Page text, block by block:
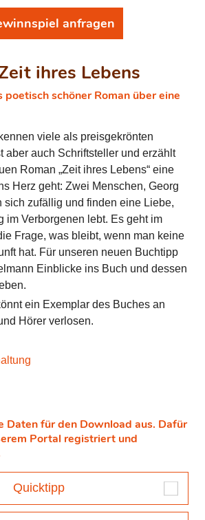
anfragen
ihres Lebens
poetisch schöner Roman über eine
viele als preisgekrönten
aber auch Schriftsteller und erzählt
Roman „Zeit ihres Lebens“ eine
Herz geht: Zwei Menschen, Georg
sich zufällig und finden eine Liebe,
im Verborgenen lebt. Es geht im
Frage, was bleibt, wenn man keine
hat. Für unseren neuen Buchtipp
Einblicke ins Buch und dessen
ein Exemplar des Buches an
Hörer verlosen.
Daten für den Download aus. Dafür
Portal registriert und
Quicktipp